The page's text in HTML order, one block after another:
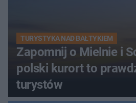
TURYSTYKA NAD BAŁTYKIEM
Zapomnij o Mielnie i
polski kurort to
turystów